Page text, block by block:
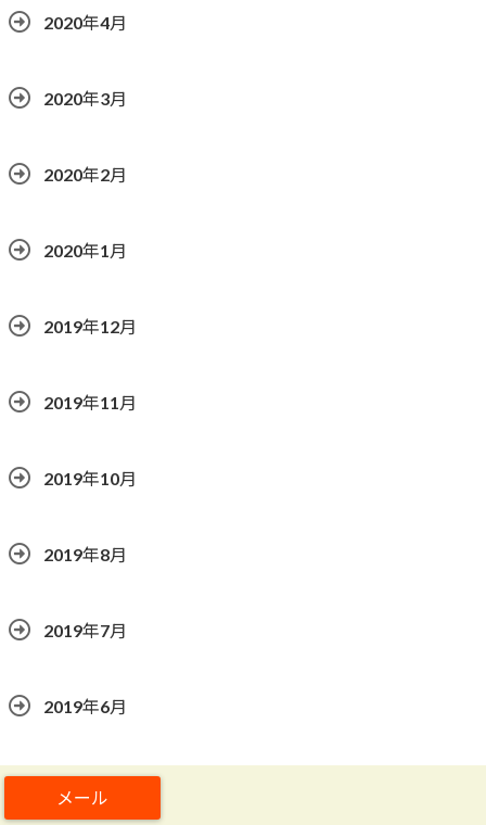
2020年4月
2020年3月
2020年2月
2020年1月
2019年12月
2019年11月
2019年10月
2019年8月
2019年7月
2019年6月
2019年5月